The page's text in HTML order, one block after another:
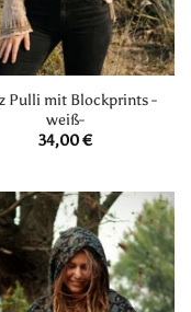
Pulli mit Blockprints -
weiß-
34,00€